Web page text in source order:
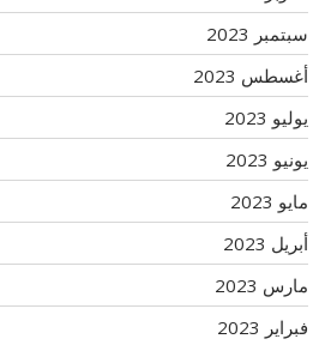
سبتمبر 2023
أغسطس 2023
يوليو 2023
يونيو 2023
مايو 2023
أبريل 2023
مارس 2023
فبراير 2023